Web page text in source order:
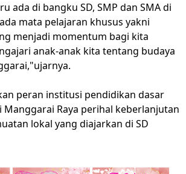
ada di bangku SD, SMP dan SMA di
mata pelajaran khusus yakni
menjadi momentum bagi kita
anak-anak kita tentang budaya
peran institusi pendidikan dasar
Manggarai Raya perihal keberlanjutan
lokal yang diajarkan di SD